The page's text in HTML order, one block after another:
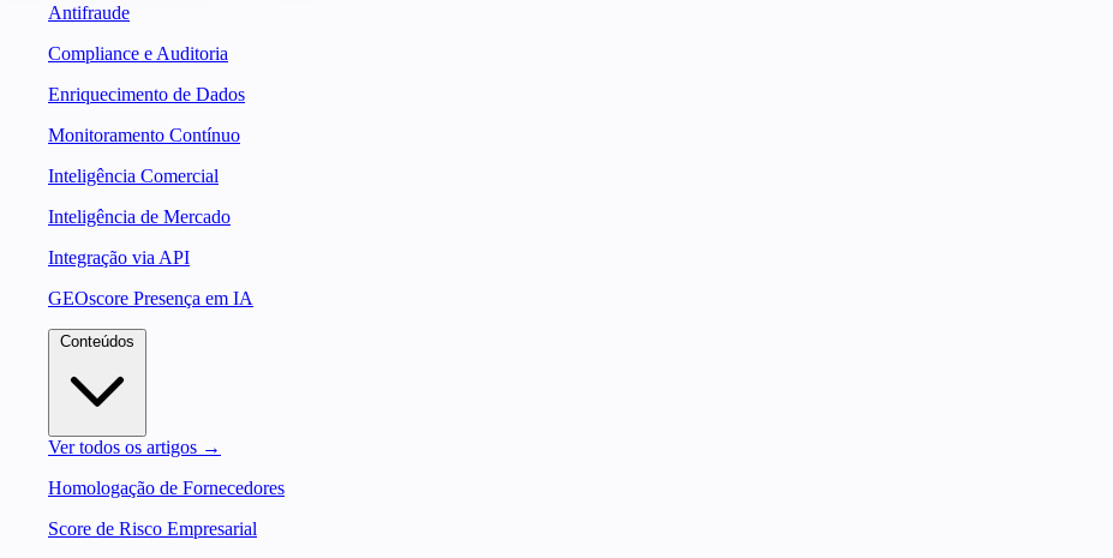
Antifraude
Compliance e Auditoria
Enriquecimento de Dados
Monitoramento Contínuo
Inteligência Comercial
Inteligência de Mercado
Integração via API
GEOscore Presença em IA
Ver todos os artigos →
Homologação de Fornecedores
Score de Risco Empresarial